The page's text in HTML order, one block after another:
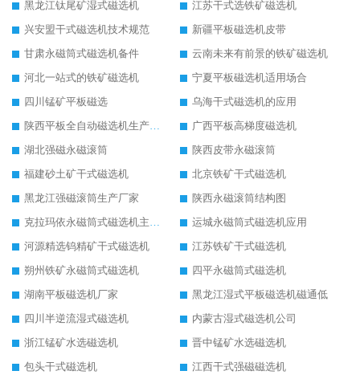
黑龙江钛尾矿湿式磁选机
江苏干式选铁矿磁选机
兴安盟干式磁选机技术规范
新疆平板磁选机皮带
甘肃永磁筒式磁选机备件
云南未来有前景的铁矿磁选机
河北一站式的铁矿磁选机
宁夏平板磁选机适用场合
四川锰矿平板磁选
乌海干式磁选机的应用
陕西平板全自动磁选机生产厂家
广西平板高梯度磁选机
湖北强磁永磁滚筒
陕西皮带永磁滚筒
福建砂土矿干式磁选机
北京铁矿干式磁选机
黑龙江强磁滚筒生产厂家
陕西永磁滚筒结构图
克拉玛依永磁筒式磁选机主要技术参数
运城永磁筒式磁选机应用
河源精选钨精矿干式磁选机
江苏铁矿干式磁选机
朔州铁矿永磁筒式磁选机
四平永磁筒式磁选机
湖南平板磁选机厂家
黑龙江湿式平板磁选机磁通低
四川半逆流湿式磁选机
内蒙古湿式磁选机公司
浙江锰矿水选磁选机
晋中锰矿水选磁选机
包头干式磁选机
江西干式强磁磁选机